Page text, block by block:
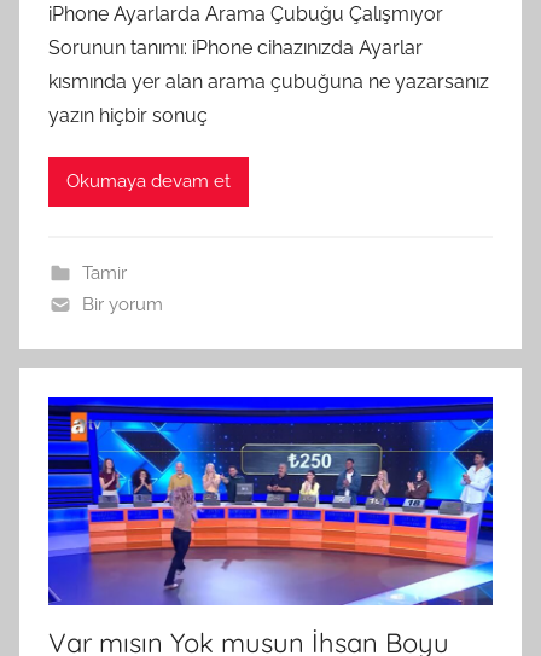
iPhone Ayarlarda Arama Çubuğu Çalışmıyor
Sorunun tanımı: iPhone cihazınızda Ayarlar
kısmında yer alan arama çubuğuna ne yazarsanız
yazın hiçbir sonuç
Okumaya devam et
Tamir
Bir yorum
Var mısın Yok musun İhsan Boyu